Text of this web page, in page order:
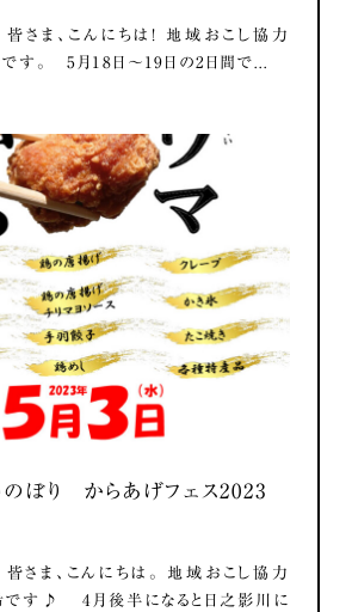
ま、こんにちは！ 地域おこし協力
す。 5月18日～19日の2日間で...
のぼり からあげフェス2023
ま、こんにちは。 地域おこし協力
す♪ 4月後半になると日之影川に